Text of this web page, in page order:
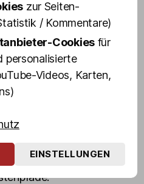
Neues, Geheimtipps
den weltbekanntem
von Hamburgs
erlebe die
die dunkelsten
Kneipen,
auch abseits
zur Seiten-
/ Kommentare)
Cookies für
personalisierte
Videos, Karten,
EINSTELLUNGEN